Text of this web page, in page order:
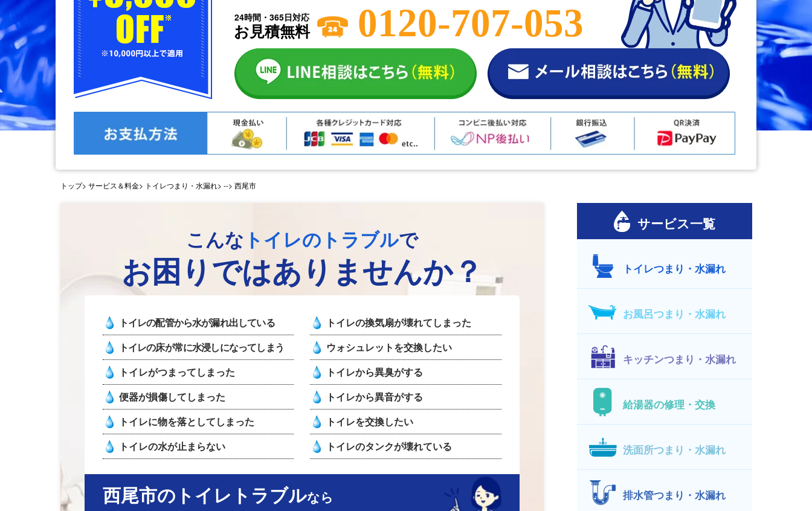
24時間・365日対応
お見積無料 0120-707-053
トップ> サービス＆料金> トイレつまり・水漏れ> --> 西尾市
こんな トイレのトラブルで
お困りではありませんか？
トイレの配管から水が漏れ出している
トイレの床が常に水浸しになってしまう
トイレがつまってしまった
便器が損傷してしまった
トイレに物を落としてしまった
トイレの水が止まらない
トイレの換気扇が壊れてしまった
ウォシュレットを交換したい
トイレから異臭がする
トイレから異音がする
トイレを交換したい
トイレのタンクが壊れている
西尾市のトイレトラブルなら
サービス一覧
トイレつまり・水漏れ
お風呂つまり・水漏れ
キッチンつまり・水漏れ
給湯器の修理・交換
洗面所つまり・水漏れ
排水管つまり・水漏れ